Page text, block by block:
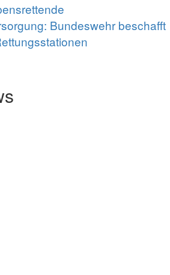
Bundeswehr beschafft